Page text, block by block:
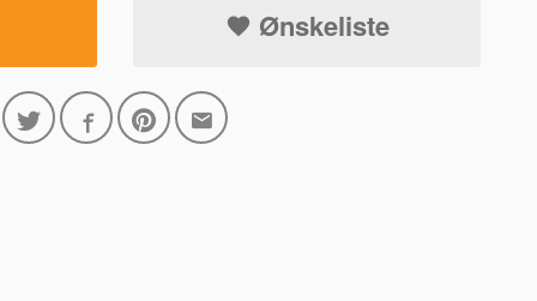
Ønskeliste